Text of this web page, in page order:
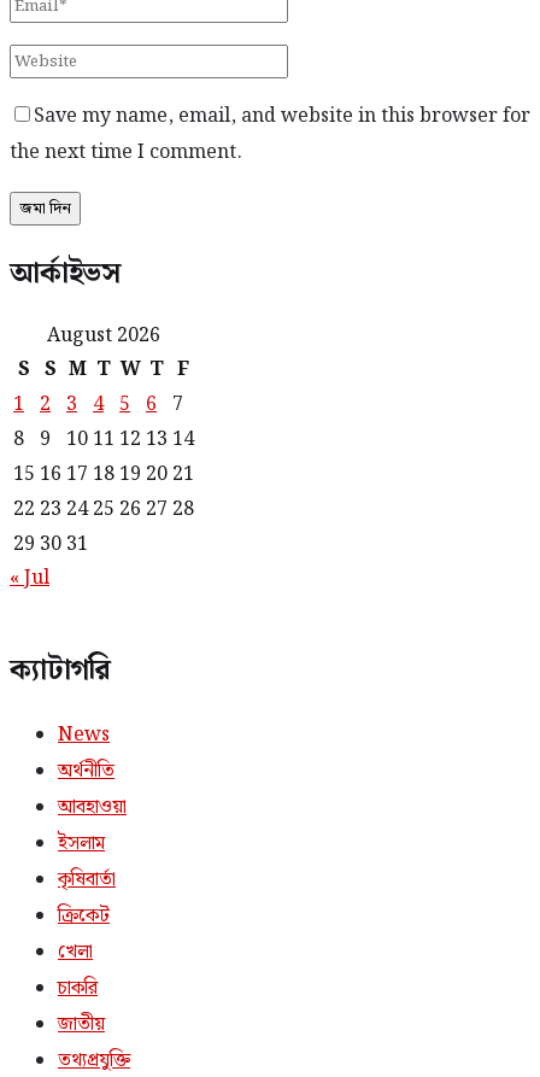
Save my name, email, and website in this browser for
the next time I comment.
আর্কাইভস
August 2026
S S M T W T F
1 2 3 4 5 6 7
8 9 10 11 12 13 14
15 16 17 18 19 20 21
22 23 24 25 26 27 28
29 30 31
« Jul
ক্যাটাগরি
News
অর্থনীতি
আবহাওয়া
ইসলাম
কৃষিবার্তা
ক্রিকেট
খেলা
চাকরি
জাতীয়
তথ্যপ্রযুক্তি